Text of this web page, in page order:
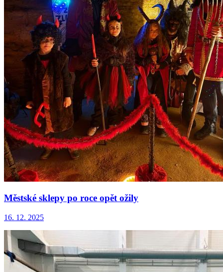
Městské sklepy po roce opět ožily
16. 12. 2025